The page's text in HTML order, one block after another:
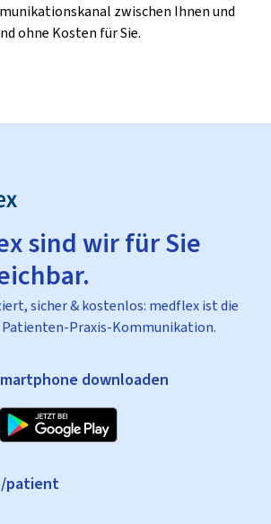
zwischen Ihnen und
ohne Kosten für Sie.
sind wir für Sie
sicher & kostenlos: medflex ist die
Praxis-Kommunikation.
downloaden
patient